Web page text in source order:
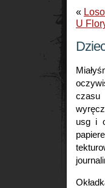
«
U
usg i